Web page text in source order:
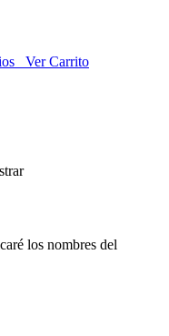
Ver Carrito
los nombres del